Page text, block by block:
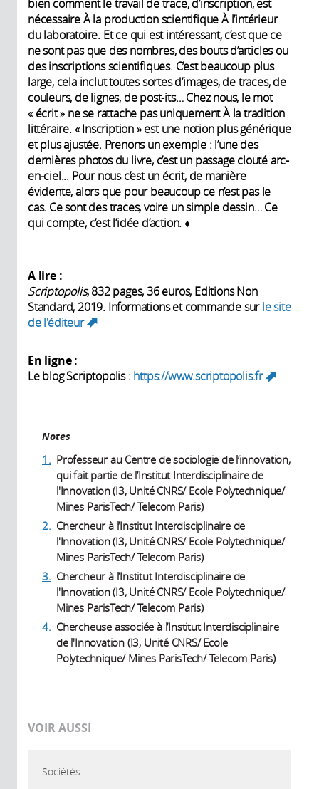
bien comment le travail de trace, d’inscription, est
nécessaire À la production scientifique À l’intérieur
du laboratoire. Et ce qui est intéressant, c’est que ce
ne sont pas que des nombres, des bouts d’articles ou
des inscriptions scientifiques. C’est beaucoup plus
large, cela inclut toutes sortes d’images, de traces, de
couleurs, de lignes, de post-its… Chez nous, le mot
« écrit » ne se rattache pas uniquement À la tradition
littéraire. « Inscription » est une notion plus générique
et plus ajustée. Prenons un exemple : l’une des
dernières photos du livre, c’est un passage clouté arc-
en-ciel... Pour nous c’est un écrit, de manière
évidente, alors que pour beaucoup ce n’est pas le
cas. Ce sont des traces, voire un simple dessin… Ce
qui compte, c’est l’idée d’action. ♦
A lire :
Scriptopolis, 832 pages, 36 euros, Editions Non
Standard, 2019. Informations et commande surle site
de l'éditeur
(link is external)
En ligne :
Le blog Scriptopolis : https://www.scriptopolis.fr
(link
external)
Notes
1. Professeur au Centre de sociologie de l’innovation,
qui fait partie de l’Institut Interdisciplinaire de
l'Innovation (I3, Unité CNRS/ Ecole Polytechnique/
Mines ParisTech/ Telecom Paris)
2. Chercheur à l’Institut Interdisciplinaire de
l'Innovation (I3, Unité CNRS/ Ecole Polytechnique/
Mines ParisTech/ Telecom Paris)
3. Chercheur à l’Institut Interdisciplinaire de
l'Innovation (I3, Unité CNRS/ Ecole Polytechnique/
Mines ParisTech/ Telecom Paris)
4. Chercheuse associée à l’Institut Interdisciplinaire
de l'Innovation (I3, Unité CNRS/ Ecole
Polytechnique/ Mines ParisTech/ Telecom Paris)
VOIR AUSSI
Sociétés